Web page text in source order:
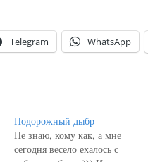
Telegram WhatsApp
Подорожный дыбр
Не знаю, кому как, а мне
сегодня весело ехалось с